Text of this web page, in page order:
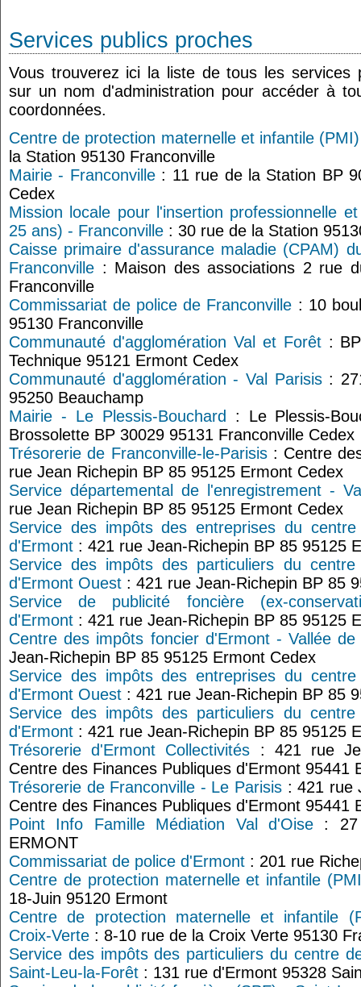
Services publics proches
Vous trouverez ici la liste de tous les services
sur un nom d'administration pour accéder à
coordonnées.
Centre de protection maternelle et infantile
la Station 95130 Franconville
Mairie - Franconville: 11 rue de la Station BP
Cedex
Mission locale pour l'insertion professionnelle
25 ans) - Franconville : 30 rue de la Station
Caisse primaire d'assurance maladie (CPAM)
Franconville : Maison des associations 2 rue
Franconville
Commissariat de police de Franconville : 10
95130 Franconville
Communauté d'agglomération Val et Forêt: BP
Technique 95121 Ermont Cedex
Communauté d'agglomération - Val Parisis:
95250 Beauchamp
Mairie - Le Plessis-Bouchard
: Le Plessis-
Brossolette BP 30029 95131 Franconville Cedex
Trésorerie de Franconville-le-Parisis: Centre
rue Jean Richepin BP 85 95125 Ermont Cedex
Service départemental de l'enregistrement -
rue Jean Richepin BP 85 95125 Ermont Cedex
Service des impôts des entreprises du
d'Ermont : 421 rue Jean-Richepin BP 85 95125
Service des impôts des particuliers du
d'Ermont Ouest : 421 rue Jean-Richepin BP 85
Service de publicité foncière (ex-
d'Ermont : 421 rue Jean-Richepin BP 85 95125
Centre des impôts foncier d'Ermont - Vallée de
Jean-Richepin BP 85 95125 Ermont Cedex
Service des impôts des entreprises du
d'Ermont Ouest : 421 rue Jean-Richepin BP 85
Service des impôts des particuliers du
d'Ermont : 421 rue Jean-Richepin BP 85 95125
Trésorerie d'Ermont Collectivités : 421 rue
Centre des Finances Publiques d'Ermont 95441
Trésorerie de Franconville - Le Parisis: 421 rue
Centre des Finances Publiques d'Ermont 95441
Point Info Famille Médiation Val d'Oise : 27
ERMONT
Commissariat de police d'Ermont : 201 rue
Centre de protection maternelle et infantile
18-Juin 95120 Ermont
Centre de protection maternelle et infantile
Croix-Verte : 8-10 rue de la Croix Verte 95130
Service des impôts des particuliers du centre
Saint-Leu-la-Forêt : 131 rue d'Ermont 95328